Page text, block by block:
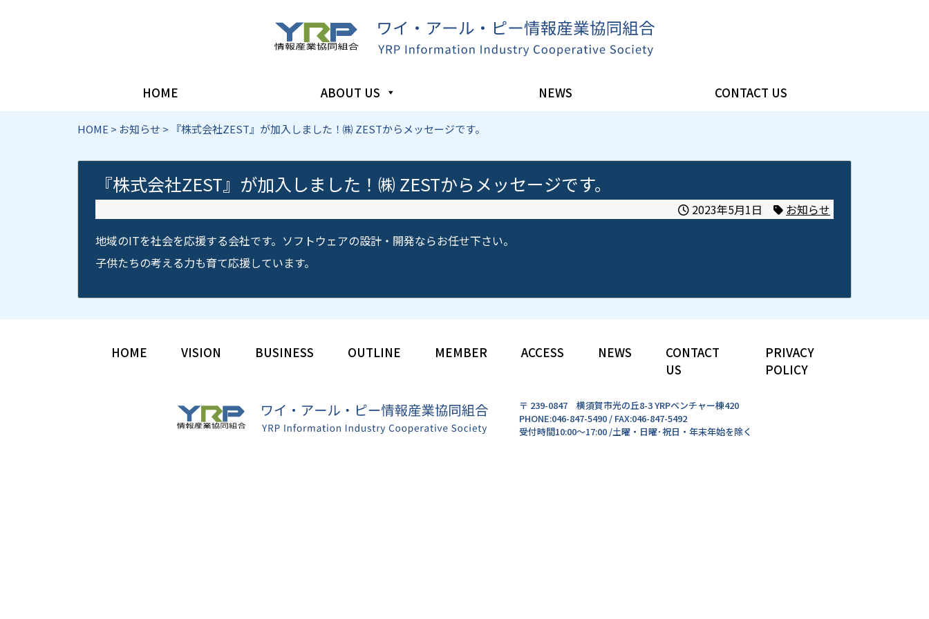
HOME ABOUT US NEWS CONTACT US
HOME> お知らせ > 『株式会社ZEST』が加入しました！㈱ ZESTからメッセージです。
『株式会社ZEST』が加入しました！㈱ ZESTからメッセージです。
2023年5月1日 お知らせ
地域のITを社会を応援する会社です。ソフトウェアの設計・開発ならお任せ下さい。
子供たちの考える力も育て応援しています。
HOME VISION BUSINESS OUTLINE MEMBER ACCESS NEWS CONTACT
US
PRIVACY
POLICY
〒 239-0847 横須賀市光の丘8-3 YRPベンチャー棟420
PHONE:046-847-5490 / FAX:046-847-5492
受付時間10:00～17:00 /土曜・日曜･祝日・年末年始を除く